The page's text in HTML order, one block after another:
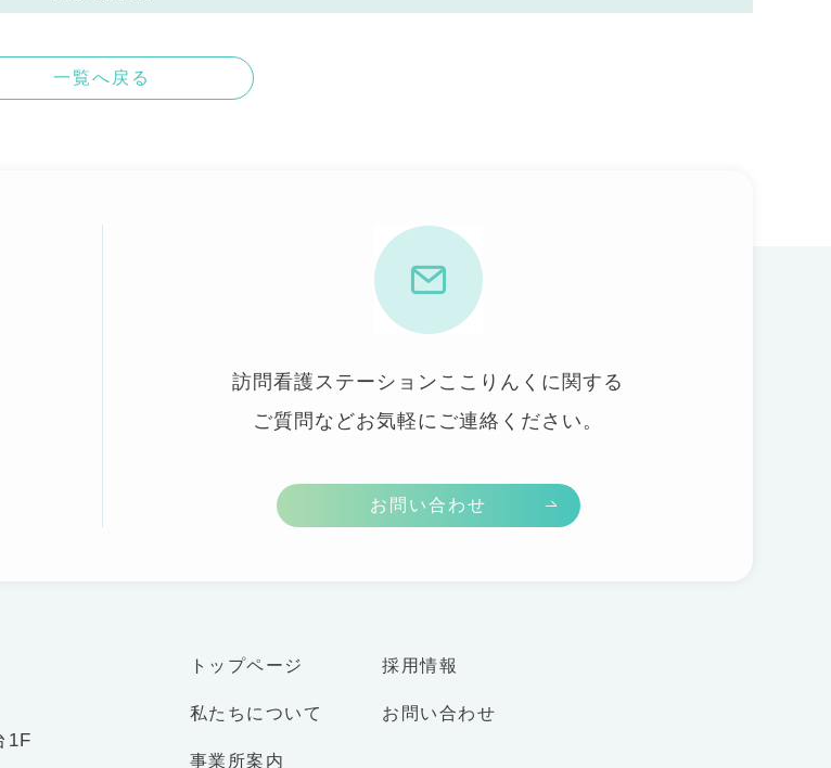
一覧へ戻る
訪問看護ステーションここりんくに関する
ご質問などお気軽にご連絡ください。
お問い合わせ
1F
トップページ
私たちについて
事業所案内
採用情報
お問い合わせ